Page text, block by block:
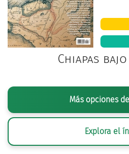
Chiapas
Más opciones
Explora el